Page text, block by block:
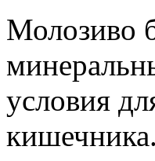
Молозиво
условия